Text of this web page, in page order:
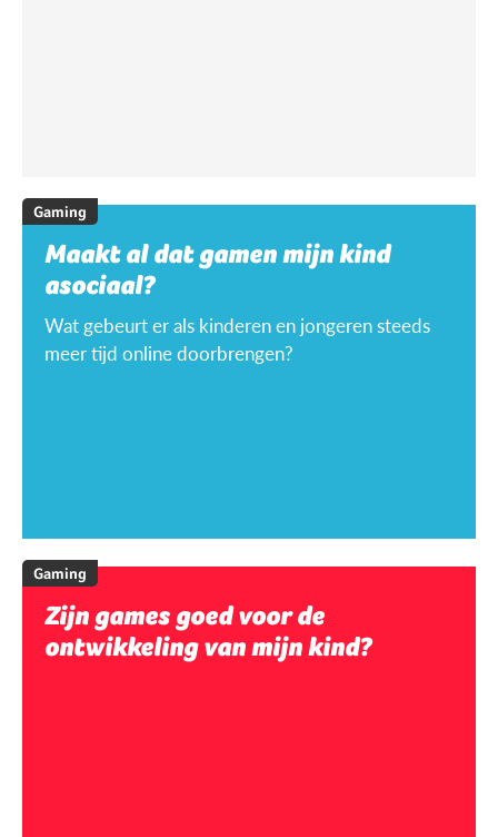
Gaming
Maakt al dat gamen mijn kind
asociaal?
Wat gebeurt er als kinderen en jongeren steeds
meer tijd online doorbrengen?
Gaming
Zijn games goed voor de
ontwikkeling van mijn kind?